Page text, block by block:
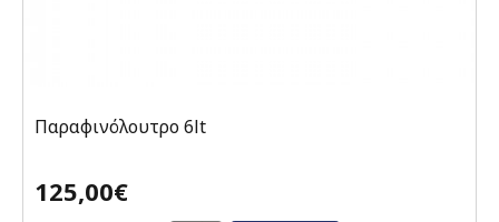
Παραφινόλουτρο 6lt
125,00€